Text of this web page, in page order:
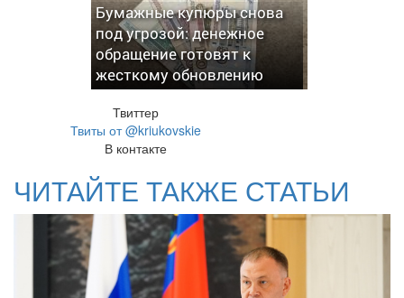
Бумажные купюры снова
под угрозой: денежное
обращение готовят к
жесткому обновлению
Твиттер
Твиты от @kriukovskie
В контакте
ЧИТАЙТЕ ТАКЖЕ СТАТЬИ